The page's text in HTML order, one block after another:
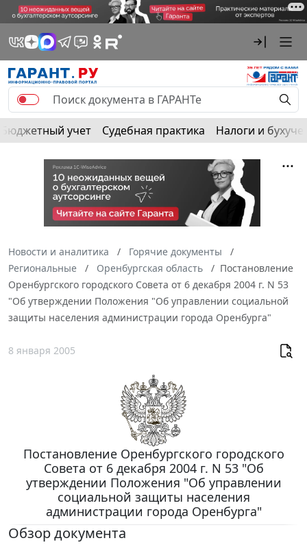
Бюджетный учет Судебная практика Налоги и
Новости и аналитика
Горячие документы
Региональные
Оренбургская область
Постановление
Оренбургского городского Совета от 6 декабря 2004 г. N 53
"Об утверждении Положения "Об управлении социальной
защиты населения администрации города Оренбурга"
8 января 2005
Постановление Оренбургского городского
Совета от 6 декабря 2004 г. N 53 "Об
утверждении Положения "Об управлении
социальной защиты населения
администрации города Оренбурга"
Обзор документа